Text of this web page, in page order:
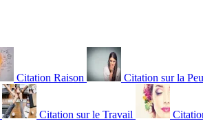
Citation Raison Citation sur la
Citation sur le Travail